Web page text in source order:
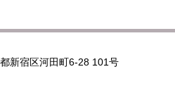
新宿区河田町6-28 101号